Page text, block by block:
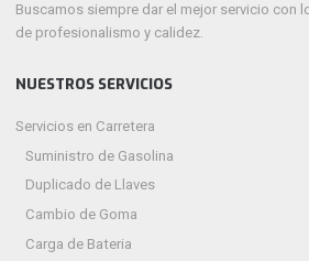
Buscamos siempre dar el mejor servicio con
de profesionalismo y calidez.
NUESTROS SERVICIOS
Servicios en Carretera
Suministro de Gasolina
Duplicado de Llaves
Cambio de Goma
Carga de Bateria